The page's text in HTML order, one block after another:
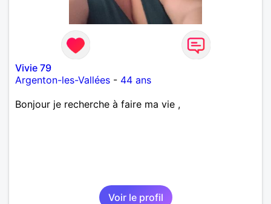
Vivie 79
Argenton-les-Vallées - 44 ans
Bonjour je recherche à faire ma vie ,
Voir le profil